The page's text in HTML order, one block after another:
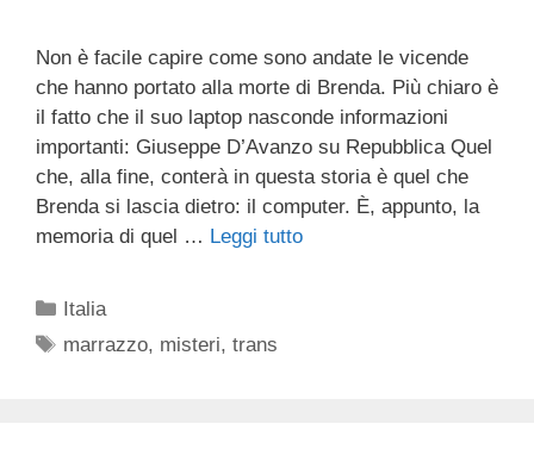
Non è facile capire come sono andate le vicende
che hanno portato alla morte di Brenda. Più chiaro è
il fatto che il suo laptop nasconde informazioni
importanti: Giuseppe D’Avanzo su Repubblica Quel
che, alla fine, conterà in questa storia è quel che
Brenda si lascia dietro: il computer. È, appunto, la
memoria di quel … Leggi tutto
Categorie
Italia
Tag
marrazzo, misteri,trans